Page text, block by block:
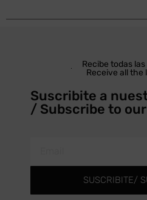
Recibe todas
Receive all the
Suscribite a
/ Subscribe to
SUSCRIBITE/